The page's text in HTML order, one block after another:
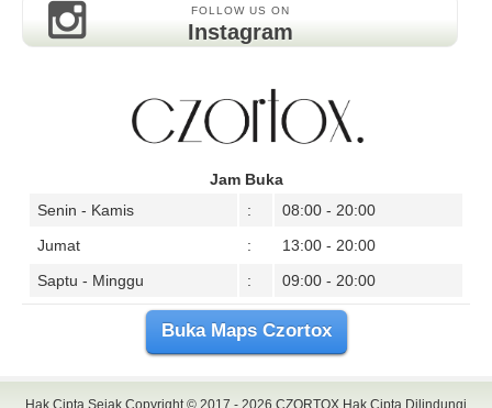
FOLLOW US ON
Instagram
Jam Buka
Senin - Kamis
:
08:00 - 20:00
Jumat
:
13:00 - 20:00
Saptu - Minggu
: 09:00 - 20:00
Buka Maps Czortox
Hak Cipta Sejak Copyright © 2017 - 2026 CZORTOX Hak Cipta Dilindungi